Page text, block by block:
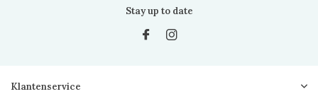
Stay up to date
Klantenservice